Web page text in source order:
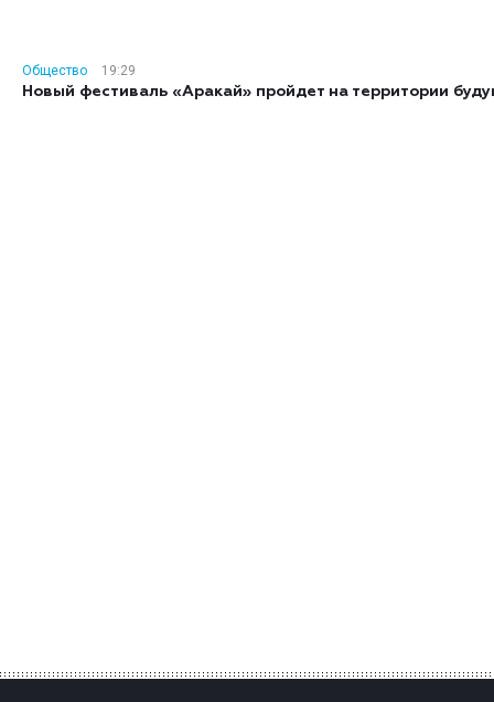
Общество
19:29
Новый фестиваль «Аракай» пройдет на территории